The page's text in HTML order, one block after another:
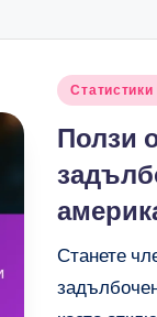
Posted
Ползи
Станете